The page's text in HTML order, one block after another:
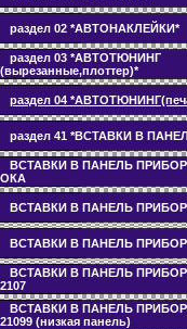
раздел 02 *АВТОНАКЛЕЙКИ*
раздел 03 *АВТОТЮНИНГ
(вырезанные,плоттер)*
раздел 04
раздел 41 *ВСТАВКИ В
ВСТАВКИ В ПАНЕЛЬ
ОКА
ВСТАВКИ В ПАНЕЛЬ
ВСТАВКИ В ПАНЕЛЬ
ВСТАВКИ В ПАНЕЛЬ
2107
ВСТАВКИ В ПАНЕЛЬ
21099 (низкая панель)